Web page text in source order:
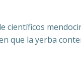
científicos
que la yerba